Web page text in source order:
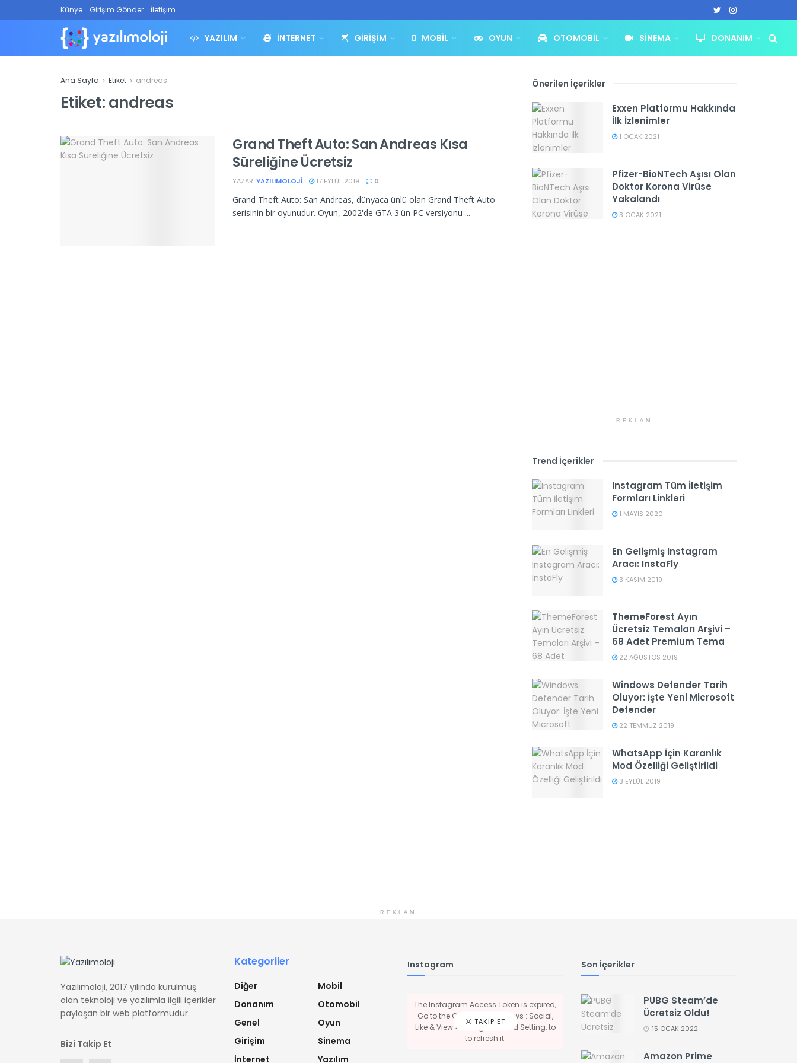
Künye Girişim Gönder İletişim
YAZILIM İNTERNET GIRIŞIM MOBIL OYUN OTOMOBIL SINEMA DONANIM
Ana Sayfa Etiket andreas
Etiket:andreas
Grand Theft Auto: San Andreas Kısa
Süreliğine Ücretsiz
YAZAR:YAZILIMOLOJI 17 EYLÜL 2019 0
Grand Theft Auto: San Andreas, dünyaca ünlü olan Grand Theft Auto
serisinin bir oyunudur. Oyun, 2002'de GTA 3'ün PC versiyonu ...
Önerilen İçerikler
Exxen Platformu Hakkında
İlk İzlenimler
1 OCAK 2021
Pfizer-BioNTech Aşısı Olan
Doktor Korona Virüse
Yakalandı
3 OCAK 2021
REKLAM
Trend İçerikler
Instagram Tüm İletişim
Formları Linkleri
1 MAYIS 2020
En Gelişmiş Instagram
Aracı: InstaFly
3 KASIM 2019
ThemeForest Ayın
Ücretsiz Temaları Arşivi –
68 Adet Premium Tema
22 AĞUSTOS 2019
Windows Defender Tarih
Oluyor: İşte Yeni Microsoft
Defender
22 TEMMUZ 2019
WhatsApp İçin Karanlık
Mod Özelliği Geliştirildi
3 EYLÜL 2019
REKLAM
Yazılımoloji, 2017 yılında kurulmuş
olan teknoloji ve yazılımla ilgili içerikler
paylaşan bir web platformudur.
Bizi Takip Et
Kategoriler
Diğer
Donanım
Genel
Girişim
İnternet
Mobil
Otomobil
Oyun
Sinema
Yazılım
Instagram
TAKIP ET
The Instagram Access Token is expired,
Go to the Customizer > JNews : Social,
Like & View > Instagram Feed Setting, to
to refresh it.
Son İçerikler
PUBG Steam’de
Ücretsiz Oldu!
15 OCAK 2022
Amazon Prime